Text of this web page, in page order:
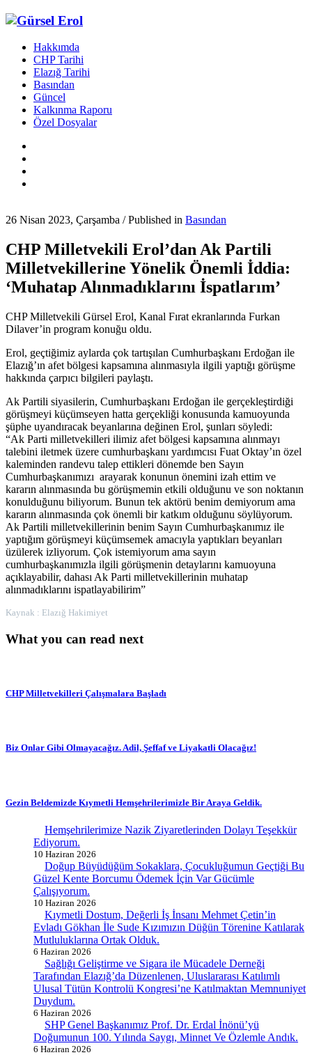
Hakkımda
CHP Tarihi
Elazığ Tarihi
Basından
Güncel
Kalkınma Raporu
Özel Dosyalar
26 Nisan 2023, Çarşamba /Published in Basından
CHP Milletvekili Erol’dan Ak Partili
Milletvekillerine Yönelik Önemli İddia:
‘Muhatap Alınmadıklarını İspatlarım’
CHP Milletvekili Gürsel Erol, Kanal Fırat ekranlarında Furkan
Dilaver’in program konuğu oldu.
Erol, geçtiğimiz aylarda çok tartışılan Cumhurbaşkanı Erdoğan ile
Elazığ’ın afet bölgesi kapsamına alınmasıyla ilgili yaptığı görüşme
hakkında çarpıcı bilgileri paylaştı.
Ak Partili siyasilerin, Cumhurbaşkanı Erdoğan ile gerçekleştirdiği
görüşmeyi küçümseyen hatta gerçekliği konusunda kamuoyunda
şüphe uyandıracak beyanlarına değinen Erol, şunları söyledi:
“Ak Parti milletvekilleri ilimiz afet bölgesi kapsamına alınmayı
talebini iletmek üzere cumhurbaşkanı yardımcısı Fuat Oktay’ın özel
kaleminden randevu talep ettikleri dönemde ben Sayın
Cumhurbaşkanımızı arayarak konunun önemini izah ettim ve
kararın alınmasında bu görüşmemin etkili olduğunu ve son noktanın
konulduğunu biliyorum. Bunun tek aktörü benim demiyorum ama
kararın alınmasında çok önemli bir katkım olduğunu söylüyorum.
Ak Partili milletvekillerinin benim Sayın Cumhurbaşkanımız ile
yaptığım görüşmeyi küçümsemek amacıyla yaptıkları beyanları
üzülerek izliyorum. Çok istemiyorum ama sayın
cumhurbaşkanımızla ilgili görüşmenin detaylarını kamuoyuna
açıklayabilir, dahası Ak Parti milletvekillerinin muhatap
alınmadıklarını ispatlayabilirim”
Kaynak : Elazığ Hakimiyet
What you can read next
CHP Milletvekilleri Çalışmalara Başladı
Biz Onlar Gibi Olmayacağız. Adil, Şeffaf ve Liyakatli Olacağız!
Gezin Beldemizde Kıymetli Hemşehrilerimizle Bir Araya Geldik.
Hemşehrilerimize Nazik Ziyaretlerinden Dolayı Teşekkür
Ediyorum.
10 Haziran 2026
Doğup Büyüdüğüm Sokaklara, Çocukluğumun Geçtiği Bu
Güzel Kente Borcumu Ödemek İçin Var Gücümle
Çalışıyorum.
10 Haziran 2026
Kıymetli Dostum, Değerli İş İnsanı Mehmet Çetin’in
Evladı Gökhan İle Sude Kızımızın Düğün Törenine Katılarak
Mutluluklarına Ortak Olduk.
6 Haziran 2026
Sağlığı Geliştirme ve Sigara ile Mücadele Derneği
Tarafından Elazığ’da Düzenlenen, Uluslararası Katılımlı
Ulusal Tütün Kontrolü Kongresi’ne Katılmaktan Memnuniyet
Duydum.
6 Haziran 2026
SHP Genel Başkanımız Prof. Dr. Erdal İnönü’yü
Doğumunun 100. Yılında Saygı, Minnet Ve Özlemle Andık.
6 Haziran 2026